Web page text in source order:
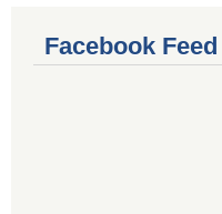
Facebook Feed